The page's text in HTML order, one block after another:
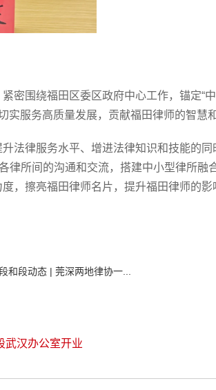
密围绕福田区委区政府中心工作，锚定“中
实服务高质量发展，贡献福田律师的智慧
法律服务水平、增进法律知识和技能的同
律所间的沟通和交流，搭建中小型律所融
，擦亮福田律师名片，提升福田律师的影
和段动态 | 莞深两地律协一...
武汉办公室开业